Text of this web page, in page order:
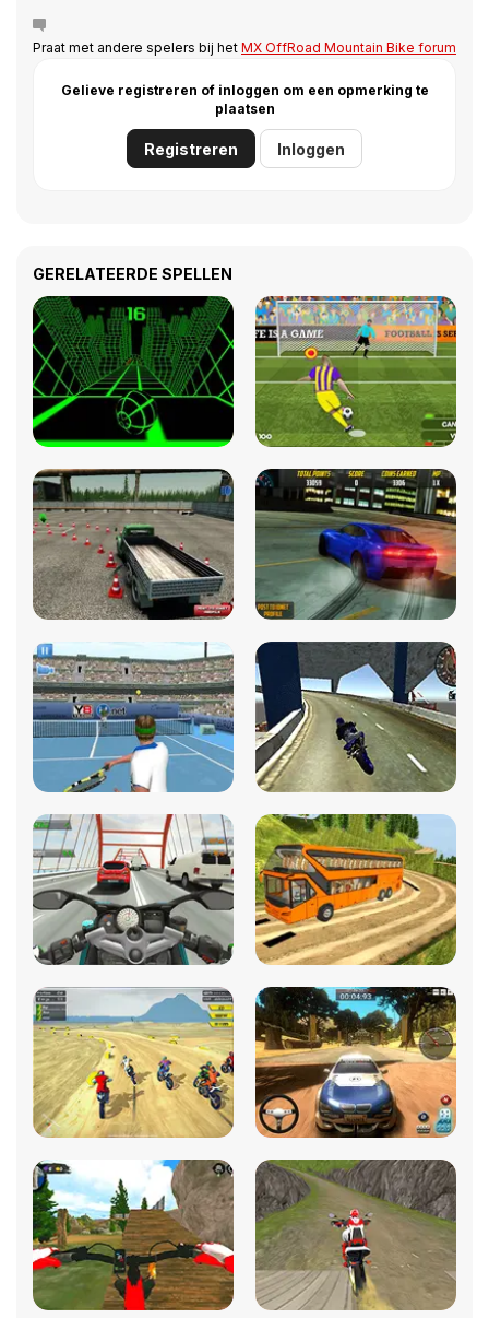
Praat met andere spelers bij het MX OffRoad Mountain Bike forum
Gelieve registreren of inloggen om een opmerking te
plaatsen
Registreren Inloggen
GERELATEERDE SPELLEN